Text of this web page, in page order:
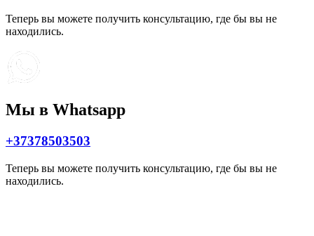
Теперь вы можете получить консультацию, где бы вы не
находились.
Мы в Whatsapp
+37378503503
Теперь вы можете получить консультацию, где бы вы не
находились.